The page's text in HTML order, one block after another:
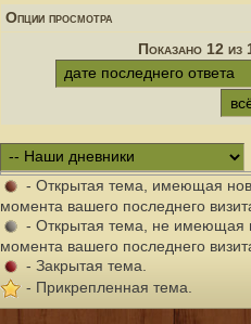
Опции просмотра
Показано 12 из
- Открытая тема, имеющая
момента вашего последнего
- Открытая тема, не имеющая
момента вашего последнего
- Закрытая тема.
- Прикрепленная тема.